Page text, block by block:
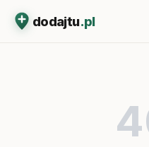
dodajtu.pl